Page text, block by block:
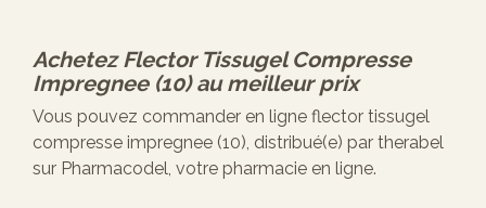
AchetezFlector Tissugel Compresse
Impregnee (10)au meilleur prix
Vous pouvez commander en ligne flector tissugel
compresse impregnee (10), distribué(e) par therabel
sur Pharmacodel, votre pharmacie en ligne.